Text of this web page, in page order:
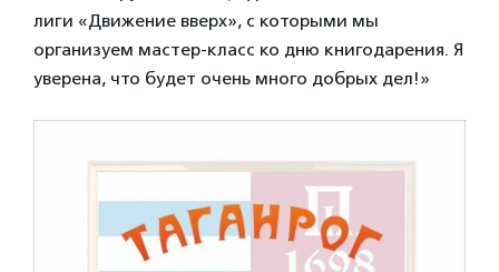
лиги «Движение вверх», с которыми мы
организуем мастер-класс ко дню книгодарения. Я
уверена, что будет очень много добрых дел!»